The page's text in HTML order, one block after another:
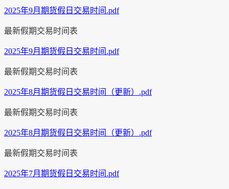
2025年9月期货假日交易时间.pdf
最新假期交易时间表
2025年9月期货假日交易时间.pdf
最新假期交易时间表
2025年8月期货假日交易时间（更新）.pdf
最新假期交易时间表
2025年8月期货假日交易时间（更新）.pdf
最新假期交易时间表
2025年7月期货假日交易时间.pdf